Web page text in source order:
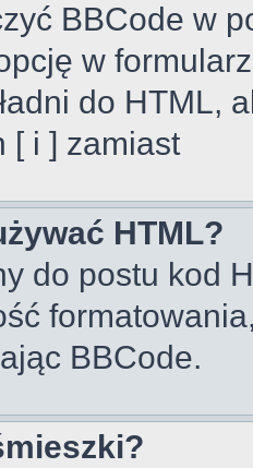
BBCode w
w
do HTML,
[ i ] zamiast
HTML?
do postu kod
BBCode.